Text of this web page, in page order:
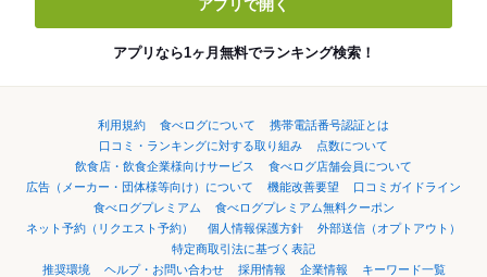
アプリで開く
アプリなら1ヶ月無料でランキング検索！
利用規約 食べログについて
携帯電話番号認証とは
口コミ・ランキングに対する取り組み
点数について
飲食店・飲食企業様向けサービス
食べログ店舗会員について
広告（メーカー・団体様等向け）について
機能改善要望
口コミガイドライン
食べログプレミアム
食べログプレミアム無料クーポン
ネット予約（リクエスト予約）
個人情報保護方針
外部送信（オプトアウト）
特定商取引法に基づく表記
推奨環境
ヘルプ・お問い合わせ 採用情報 企業情報
キーワード一覧